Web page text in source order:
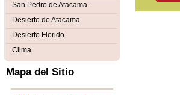
San Pedro de Atacama
Desierto de Atacama
Desierto Florido
Clima
Mapa del Sitio